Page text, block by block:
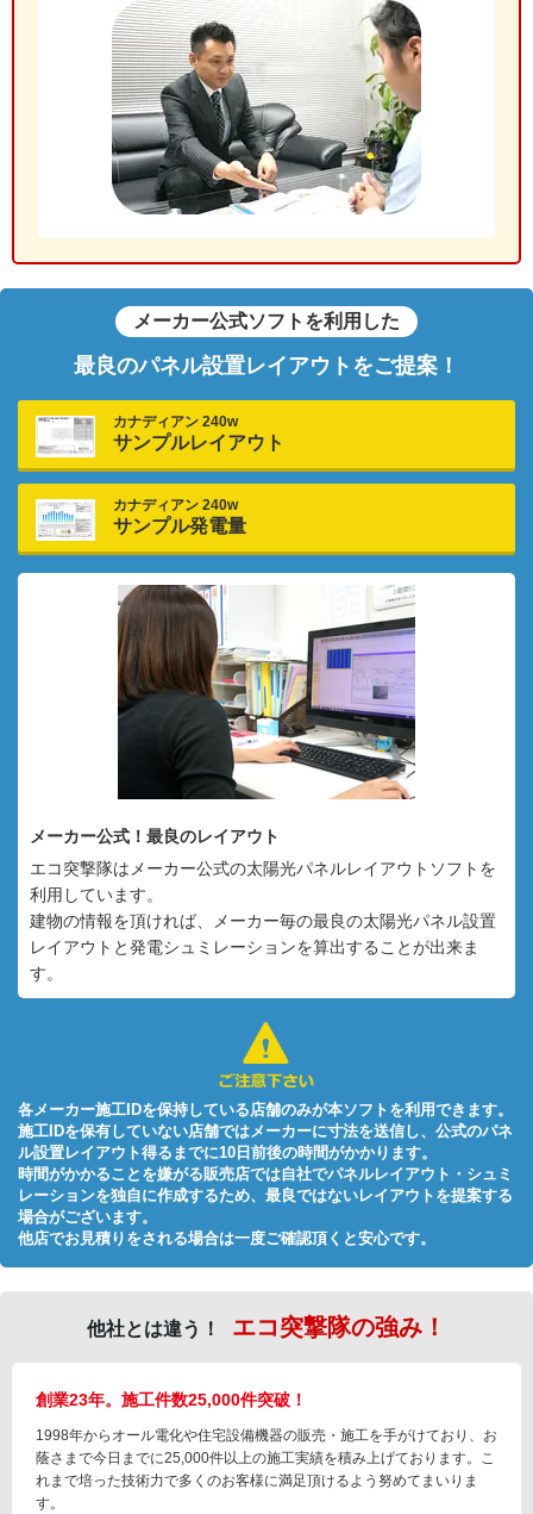
メーカー公式ソフトを利用した
最良のパネル設置レイアウトをご提案！
カナディアン 240w
サンプルレイアウト
カナディアン 240w
サンプル発電量
メーカー公式！最良のレイアウト
エコ突撃隊はメーカー公式の太陽光パネルレイアウトソフトを
利用しています。
建物の情報を頂ければ、メーカー毎の最良の太陽光パネル設置
レイアウトと発電シュミレーションを算出することが出来ま
す。
各メーカー施工IDを保持している店舗のみが本ソフトを利用できます。
施工IDを保有していない店舗ではメーカーに寸法を送信し、公式のパネ
ル設置レイアウト得るまでに10日前後の時間がかかります。
時間がかかることを嫌がる販売店では自社でパネルレイアウト・シュミ
レーションを独自に作成するため、最良ではないレイアウトを提案する
場合がございます。
他店でお見積りをされる場合は一度ご確認頂くと安心です。
他社とは違う！ エコ突撃隊の強み！
創業23年。施工件数25,000件突破！
1998年からオール電化や住宅設備機器の販売・施工を手がけており、お
蔭さまで今日までに25,000件以上の施工実績を積み上げております。こ
れまで培った技術力で多くのお客様に満足頂けるよう努めてまいりま
す。